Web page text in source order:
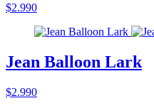
$2.990
Jean Balloon Lark
$2.990